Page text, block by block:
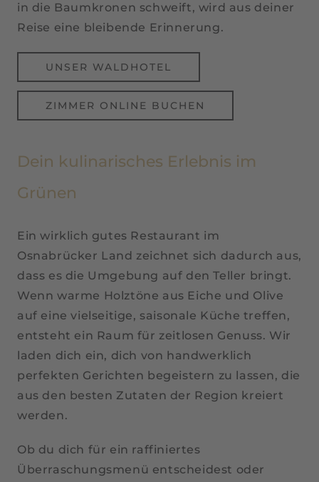
in die Baumkronen schweift, wird aus deiner
Reise eine bleibende Erinnerung.
UNSER WALDHOTEL
ZIMMER ONLINE BUCHEN
Dein kulinarisches Erlebnis im
Grünen
Ein wirklich gutes Restaurant im
Osnabrücker Land zeichnet sich dadurch aus,
dass es die Umgebung auf den Teller bringt.
Wenn warme Holztöne aus Eiche und Olive
auf eine vielseitige, saisonale Küche treffen,
entsteht ein Raum für zeitlosen Genuss. Wir
laden dich ein, dich von handwerklich
perfekten Gerichten begeistern zu lassen, die
aus den besten Zutaten der Region kreiert
werden.
Ob du dich für ein raffiniertes
Überraschungsmenü entscheidest oder